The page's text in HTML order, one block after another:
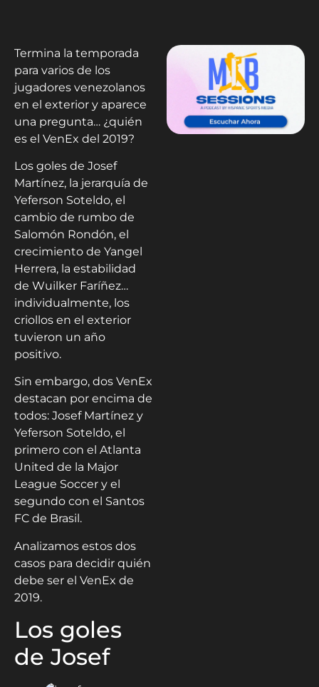
Termina la temporada
para varios de los
jugadores venezolanos
en el exterior y aparece
una pregunta… ¿quién
es el VenEx del 2019?
Los goles de Josef
Martínez, la jerarquía de
Yeferson Soteldo, el
cambio de rumbo de
Salomón Rondón, el
crecimiento de Yangel
Herrera, la estabilidad
de Wuilker Faríñez…
individualmente, los
criollos en el exterior
tuvieron un año
positivo.
Sin embargo, dos VenEx
destacan por encima de
todos: Josef Martínez y
Yeferson Soteldo, el
primero con el Atlanta
United de la Major
League Soccer y el
segundo con el Santos
FC de Brasil.
Analizamos estos dos
casos para decidir quién
debe ser el VenEx de
2019.
Los goles
de Josef